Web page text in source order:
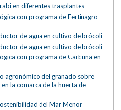
en diferentes trasplantes
con programa de Fertinagro
de agua en cultivo de brócoli
de agua en cultivo de brócoli
con programa de Carbuna en
agronómico del granado sobre
la comarca de la huerta de
del Mar Menor